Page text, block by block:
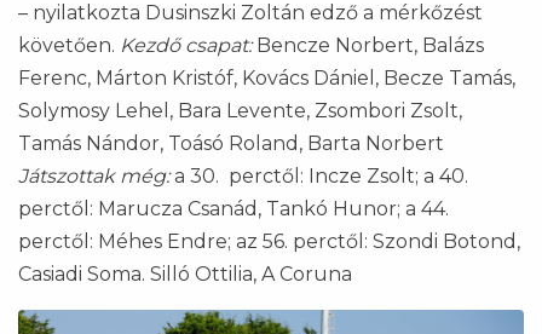
– nyilatkozta Dusinszki Zoltán edző a mérkőzést
követően. Kezdő csapat:Bencze Norbert, Balázs
Ferenc, Márton Kristóf, Kovács Dániel, Becze Tamás,
Solymosy Lehel, Bara Levente, Zsombori Zsolt,
Tamás Nándor, Toásó Roland, Barta Norbert
Játszottak még:a 30. perctől: Incze Zsolt; a 40.
perctől: Marucza Csanád, Tankó Hunor; a 44.
perctől: Méhes Endre; az 56. perctől: Szondi Botond,
Casiadi Soma. Silló Ottilia, A Coruna